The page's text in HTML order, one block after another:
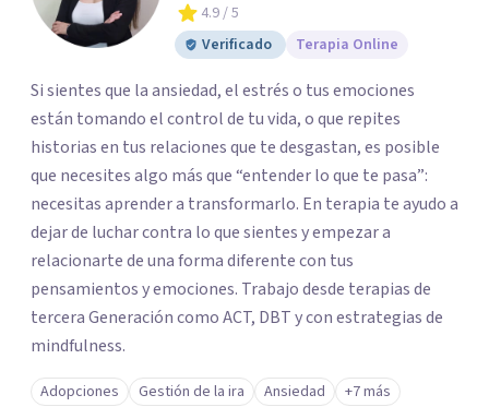
4.9/ 5
Verificado
Terapia Online
Si sientes que la ansiedad, el estrés o tus emociones
están tomando el control de tu vida, o que repites
historias en tus relaciones que te desgastan, es posible
que necesites algo más que “entender lo que te pasa”:
necesitas aprender a transformarlo. En terapia te ayudo a
dejar de luchar contra lo que sientes y empezar a
relacionarte de una forma diferente con tus
pensamientos y emociones. Trabajo desde terapias de
tercera Generación como ACT, DBT y con estrategias de
mindfulness.
Adopciones Gestión de la ira Ansiedad +7 más